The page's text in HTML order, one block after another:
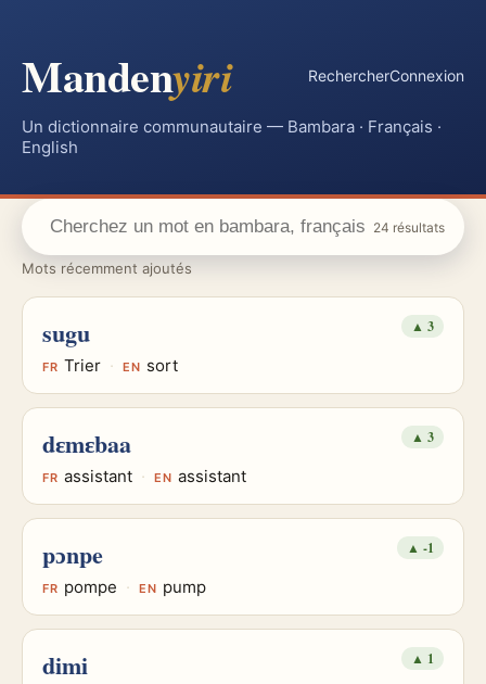
Mandenyiri RechercherConnexion
Un dictionnaire communautaire — Bambara · Français ·
English
24 résultats
Mots récemment ajoutés
sugu ▲ 3
FR Trier · EN sort
dɛmɛbaa ▲ 3
FR assistant · EN assistant
pɔnpe ▲ -1
FR pompe · EN pump
dimi ▲ 1